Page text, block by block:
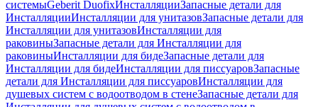
системыGeberit DuofixИнсталляцииЗапасные детали для
ИнсталляцииИнсталляции для унитазовЗапасные детали для
Инсталляции для унитазовИнсталляции для
раковиныЗапасные детали для Инсталляции для
раковиныИнсталляции для бидеЗапасные детали для
Инсталляции для бидеИнсталляции для писсуаровЗапасные
детали для Инсталляции для писсуаровИнсталляции для
душевых систем с водоотводом в стенеЗапасные детали для